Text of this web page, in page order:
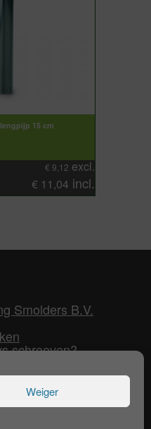
Weiger
15 cm
€ 9,12 excl.
€ 11,04 incl.
Smolders B.V.
schroeven?